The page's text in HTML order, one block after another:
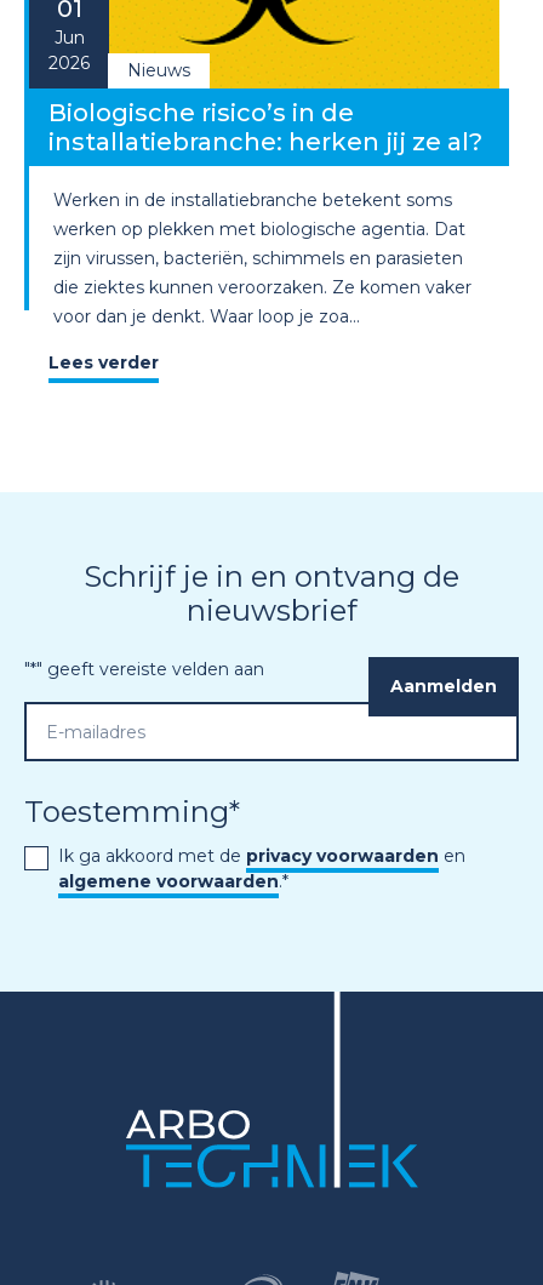
01
Jun
2026
Nieuws
Biologische risico’s in de
installatiebranche: herken jij ze al?
Werken in de installatiebranche betekent soms
werken op plekken met biologische agentia. Dat
zijn virussen, bacteriën, schimmels en parasieten
die ziektes kunnen veroorzaken. Ze komen vaker
voor dan je denkt. Waar loop je zoa...
Lees verder
Schrijf je in en ontvang de
nieuwsbrief
"*" geeft vereiste velden aan
Toestemming*
Ik ga akkoord met de privacy voorwaarden en
algemene voorwaarden.*